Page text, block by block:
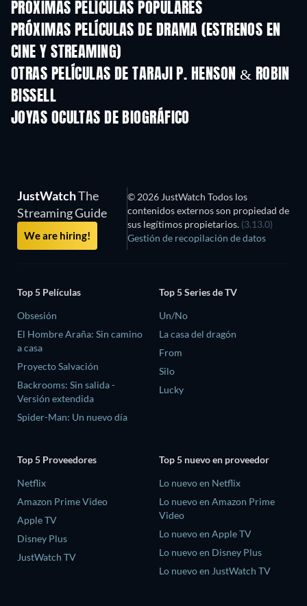
PRÓXIMAS PELÍCULAS POPULARES
PRÓXIMAS PELÍCULAS DE DRAMA (ESTRENOS EN
CINE Y STREAMING)
OTRAS PELÍCULAS DE TARAJI P. HENSON & ROBIN
BISSELL
JOYAS OCULTAS DE BIOGRÁFICO
JustWatchThe
Streaming Guide
We are hiring!
© 2026 JustWatch Todos los
contenidos externos son propiedad de
sus legítimos propietarios. (3.13.0)
Gestión de recopilación de datos
Top 5 Películas
Obsesión
El Hombre Araña: Sin camino
a casa
Proyecto Salvación
Backrooms: Sin salida -
Versión extendida
Spider-Man: Un nuevo día
Top 5 Series de TV
Un/No
La casa del dragón
From
Silo
Lucky
Top 5 Proveedores
Netflix
Amazon Prime Video
Apple TV
Disney Plus
JustWatch TV
Top 5 nuevo en proveedor
Lo nuevo en Netflix
Lo nuevo en Amazon Prime
Video
Lo nuevo en Apple TV
Lo nuevo en Disney Plus
Lo nuevo en JustWatch TV